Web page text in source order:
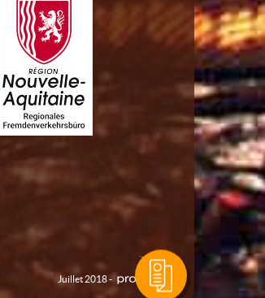
Juillet 2018 -